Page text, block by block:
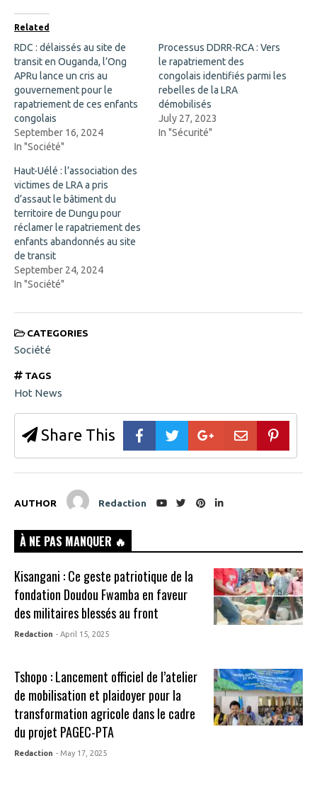
b
o
o
k
(
O
p
e
n
s
i
n
e
w
w
n
d
o
w
)
i
n
n
e
w
w
i
n
o
w
Related
RDC : délaissés au site de
transit en Ouganda, l’Ong
APRu lance un cris au
gouvernement pour le
rapatriement de ces enfants
congolais
September 16, 2024
In "Société"
Processus DDRR-RCA : Vers
le rapatriement des
congolais identifiés parmi les
rebelles de la LRA
démobilisés
July 27, 2023
In "Sécurité"
Haut-Uélé : l’association des
victimes de LRA a pris
d’assaut le bâtiment du
territoire de Dungu pour
réclamer le rapatriement des
enfants abandonnés au site
de transit
September 24, 2024
In "Société"
CATEGORIES
Société
TAGS
Hot News
Share This
AUTHOR Redaction
À NE PAS MANQUER 🔥
Kisangani : Ce geste patriotique de la
fondation Doudou Fwamba en faveur
des militaires blessés au front
Redaction - April 15, 2025
Tshopo : Lancement officiel de l’atelier
de mobilisation et plaidoyer pour la
transformation agricole dans le cadre
du projet PAGEC-PTA
Redaction - May 17, 2025